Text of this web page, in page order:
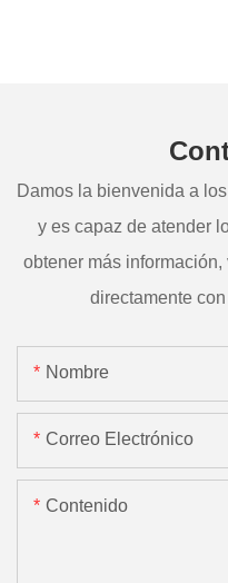
Damos la bienvenida a
y es capaz de atender
obtener más
directamente
Nombre
Correo Electrónico
Contenido